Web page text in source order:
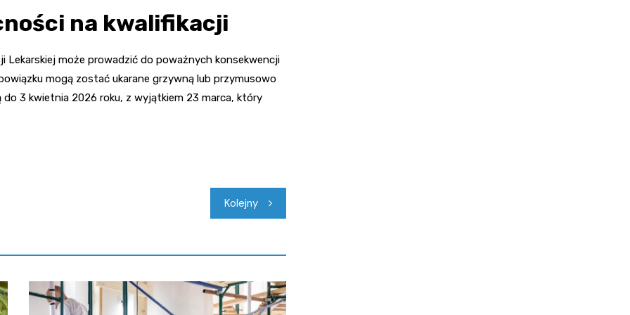
na kwalifikacji
Lekarskiej może prowadzić do poważnych konsekwencji
mogą zostać ukarane grzywną lub przymusowo
3 kwietnia 2026 roku, z wyjątkiem 23 marca, który
Kolejny